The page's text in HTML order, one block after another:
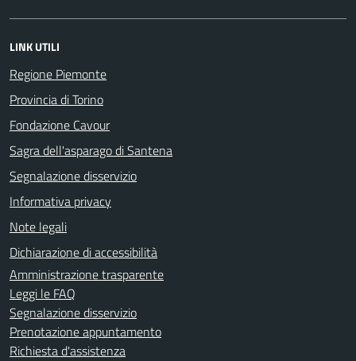
LINK UTILI
Regione Piemonte
Provincia di Torino
Fondazione Cavour
Sagra dell'asparago di Santena
Segnalazione disservizio
Informativa privacy
Note legali
Dichiarazione di accessibilità
Amministrazione trasparente
Leggi le FAQ
Segnalazione disservizio
Prenotazione appuntamento
Richiesta d'assistenza